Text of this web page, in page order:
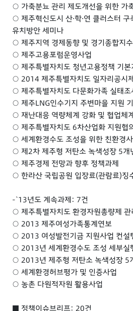
○ 가축분뇨 관리 제도개선을 위한 가
○ 제주혁신도시 산·학·연 클러스터
유치방안 세미나
○ 제주지역 경제동향 및 경기종합지
○ 제주고용포럼운영사업
○ 제주특별자치도 청년고용정책 기본
○ 2014 제주특별자치도 일자리공시
○ 제주특별자치도 다문화가족 실태조
○ 제주LNG인수기지 주변마을 지원
○ 재난대응 역량체계 강화 및 협업체
○ 제주특별자치도 6차산업화 지원협
○ 세계환경수도 조성을 위한 친환경
○ 제2차 제주형 저탄소 녹색성장 5개
○ 제주경제 전망과 향후 정책과제
○ 한라산 국립공원 입장료(관람료)징
-`13년도 계속과제: 7건
○ 제주특별자치도 환경자원총량제
○ 2013 제주여성가족통계연보
○ 2013 여성발전기금 지원사업 컨설
○ 2013년 세계환경수도 조성 세부실
○ 2013년 제주형 저탄소 녹색성장 5
○ 세계환경허브평가 및 인증사업
○ 농촌 다원적자원 활용사업
■ 정책이슈브리프: 20건